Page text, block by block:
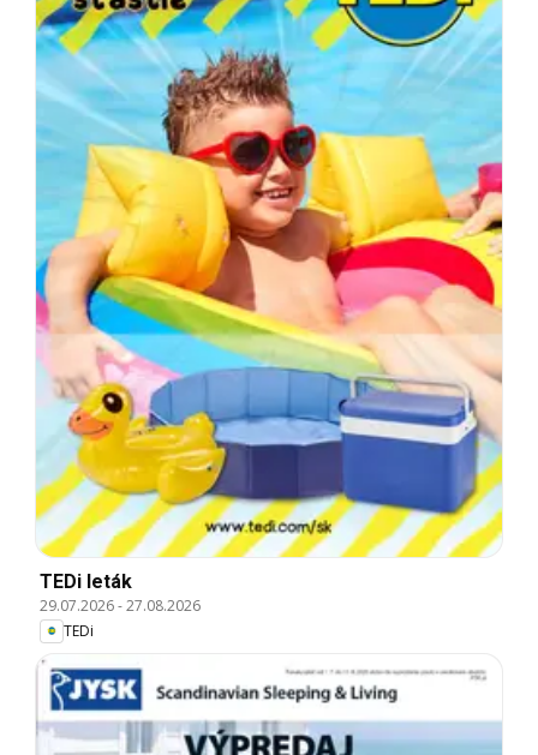
TEDi leták
29.07.2026-27.08.2026
TEDi